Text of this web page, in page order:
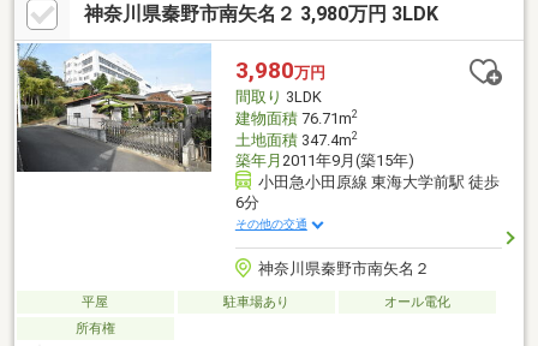
神奈川県秦野市南矢名２ 3,980万円 3LDK
3,980万円
間取り 3LDK
建物面積76.71m2
土地面積347.4m2
築年月 2011年9月(築15年)
小田急小田原線 東海大学前駅 徒歩
6分
その他の交通
神奈川県秦野市南矢名２
平屋 駐車場あり
オール電化
所有権